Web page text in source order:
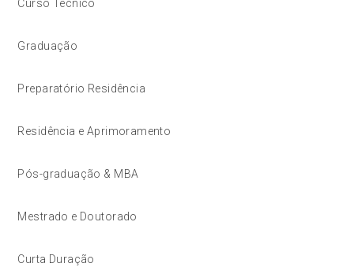
Curso Técnico
Graduação
Preparatório Residência
Residência e Aprimoramento
Pós-graduação & MBA
Mestrado e Doutorado
Curta Duração